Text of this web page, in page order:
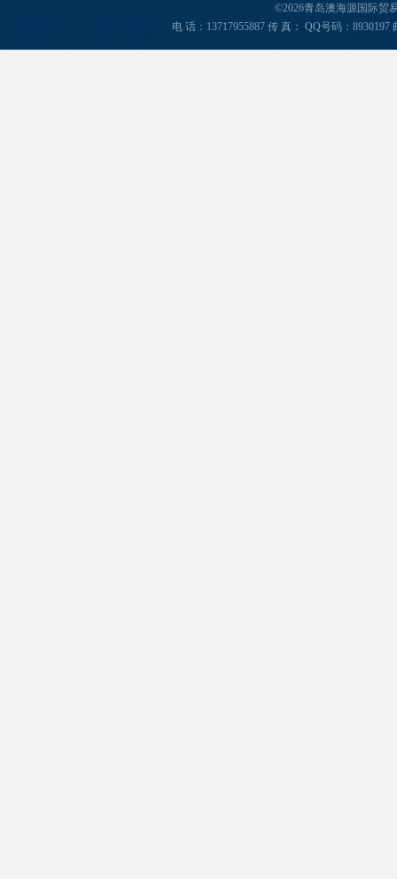
©2026青岛澳海源国际贸
电 话：13717955887 传 真： QQ号码：